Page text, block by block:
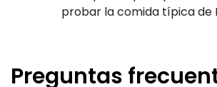
probar la comida típica de
Preguntas